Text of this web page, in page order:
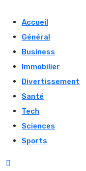
content
Accueil
Général
Business
Immobilier
Divertissement
Santé
Tech
Sciences
Sports